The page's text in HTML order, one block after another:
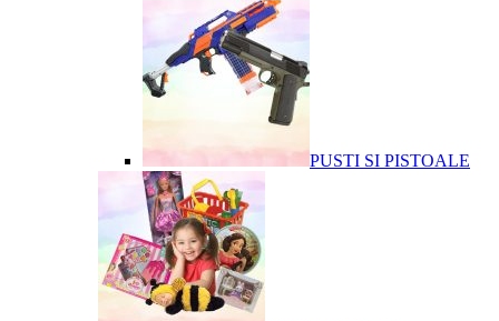
PUSTI SI PISTOALE